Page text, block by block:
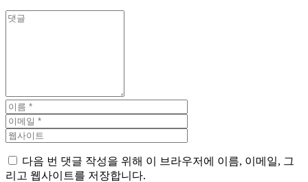
다음 번 댓글 작성을 위해 이 브라우저에 이름, 이메일, 그
리고 웹사이트를 저장합니다.